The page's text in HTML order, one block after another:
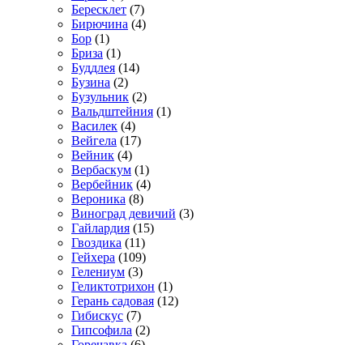
Бересклет (7)
Бирючина (4)
Бор (1)
Бриза (1)
Буддлея (14)
Бузина (2)
Бузульник (2)
Вальдштейния (1)
Василек (4)
Вейгела (17)
Вейник (4)
Вербаскум (1)
Вербейник (4)
Вероника (8)
Виноград девичий (3)
Гайлардия (15)
Гвоздика (11)
Гейхера (109)
Гелениум (3)
Геликтотрихон (1)
Герань садовая (12)
Гибискус (7)
Гипсофила (2)